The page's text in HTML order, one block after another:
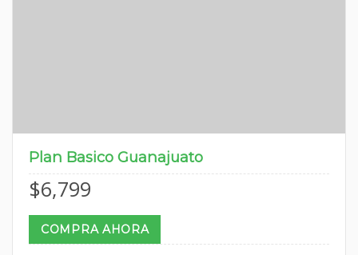
Plan Basico Guanajuato
$6,799
COMPRA AHORA